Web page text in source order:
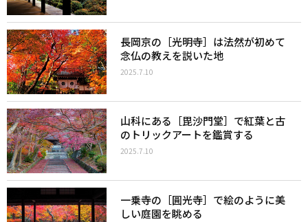
長岡京の［光明寺］は法然が初めて
念仏の教えを説いた地
2025.7.10
山科にある［毘沙門堂］で紅葉と古
のトリックアートを鑑賞する
2025.7.10
一乗寺の［圓光寺］で絵のように美
しい庭園を眺める